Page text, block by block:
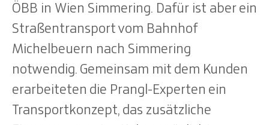
ÖBB in Wien Simmering. Dafür ist aber ein
Straßentransport vom Bahnhof
Michelbeuern nach Simmering
notwendig. Gemeinsam mit dem Kunden
erarbeiteten die Prangl-Experten ein
Transportkonzept, das zusätzliche